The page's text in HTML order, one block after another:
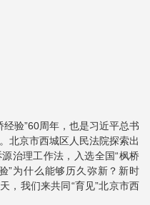
验”60周年，也是习近平总书
北京市西城区人民法院探索出
治理工作法，入选全国“枫桥
”为什么能够历久弥新？新时
，我们来共同“育见”北京市西